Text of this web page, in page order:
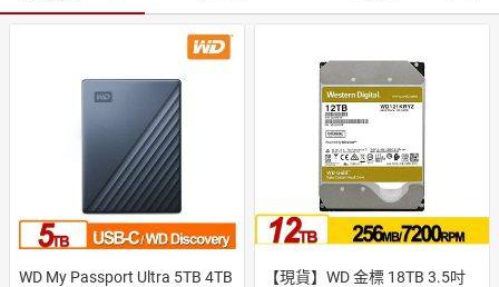
女裝 男裝 情趣用品
電子/紙本書
HOT
WD My Passport Ultra 5TB 4TB
【現貨】WD 金標 18TB 3.5吋